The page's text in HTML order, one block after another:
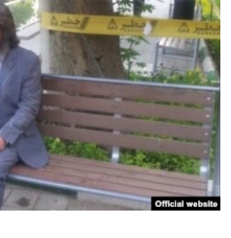
گزارش‌های ویدئویی
English
به ما بپیوندید
زبان‌های دیگر